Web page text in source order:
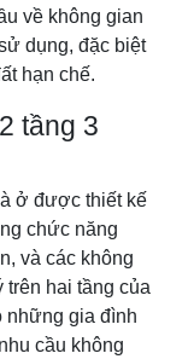
về không gian
dụng, đặc biệt
hạn chế.
tầng 3
ở được thiết kế
chức năng
và các không
hai tầng của
những gia đình
cầu không